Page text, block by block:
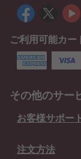
ご利用可能カー
その他のサー
お客様サポー
注文方法